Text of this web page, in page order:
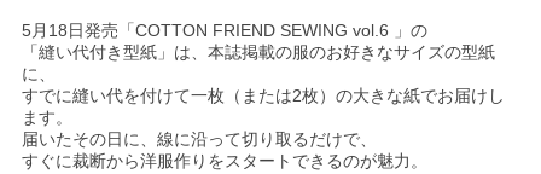
5月18日発売「COTTON FRIEND SEWING vol.6 」の
「縫い代付き型紙」は、本誌掲載の服のお好きなサイズの型紙
に、
すでに縫い代を付けて一枚（または2枚）の大きな紙でお届けし
ます。
届いたその日に、線に沿って切り取るだけで、
すぐに裁断から洋服作りをスタートできるのが魅力。